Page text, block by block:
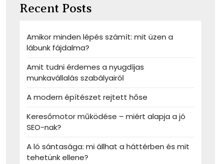
Recent Posts
Amikor minden lépés számít: mit üzen a
lábunk fájdalma?
Amit tudni érdemes a nyugdíjas
munkavállalás szabályairól
A modern építészet rejtett hőse
Keresőmotor működése – miért alapja a jó
SEO-nak?
A ló sántasága: mi állhat a háttérben és mit
tehetünk ellene?